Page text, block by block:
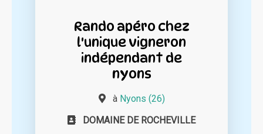
Rando apéro chez
l'unique vigneron
indépendant de
nyons
à Nyons (26)
DOMAINE DE ROCHEVILLE